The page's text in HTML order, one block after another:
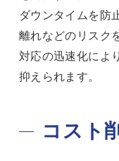
ダウンタイムを防
離れなどのリスク
対応の迅速化によ
抑えられます。
コスト